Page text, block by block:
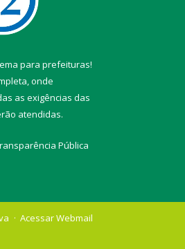
para prefeituras!
onde
as exigências das
atendidas.
Pública
Acessar Webmail